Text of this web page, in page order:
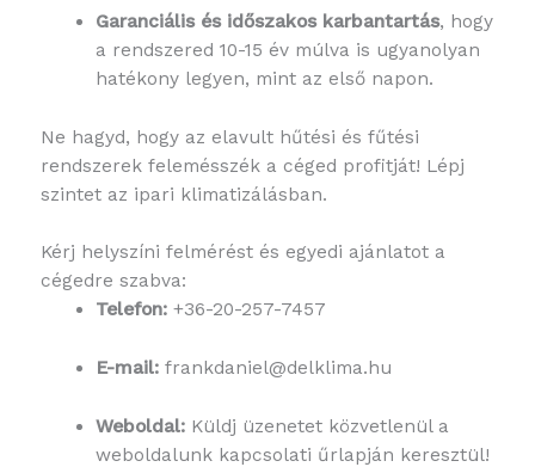
Garanciális és időszakos karbantartás, hogy
a rendszered 10-15 év múlva is ugyanolyan
hatékony legyen, mint az első napon.
Ne hagyd, hogy az elavult hűtési és fűtési
rendszerek felemésszék a céged profitját! Lépj
szintet az ipari klimatizálásban.
Kérj helyszíni felmérést és egyedi ajánlatot a
cégedre szabva:
Telefon: +36-20-257-7457
E-mail: frankdaniel@delklima.hu
Weboldal: Küldj üzenetet közvetlenül a
weboldalunk kapcsolati űrlapján keresztül!